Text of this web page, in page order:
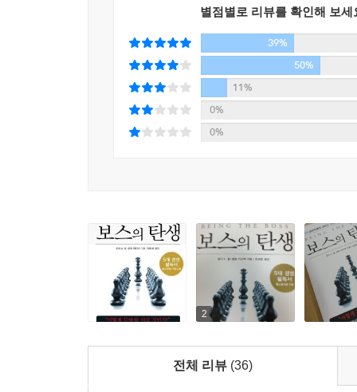
별점별로 리뷰를 확인해 보세
39%
50%
11%
0%
0%
2
전체 리뷰 (36)